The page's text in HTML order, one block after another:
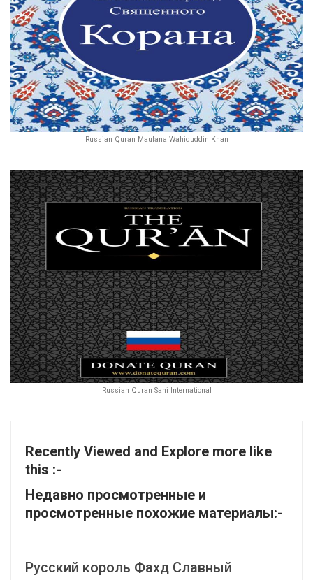
Russian Quran Maulana Wahiduddin Khan
Russian Quran Sahi International
Recently Viewed and Explore more like
this :-
Недавно просмотренные и
просмотренные похожие материалы:-
Русский король Фахд Славный